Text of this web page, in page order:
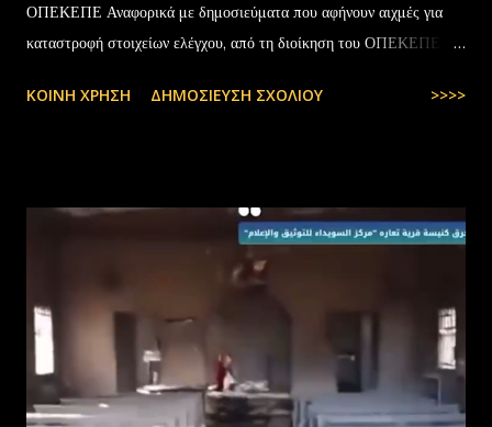
ΟΠΕΚΕΠΕ Αναφορικά με δημοσιεύματα που αφήνουν αιχμές για
καταστροφή στοιχείων ελέγχου, από τη διοίκηση του ΟΠΕΚΕΠΕ
εστάλη προς ανακύκλωση στις 10-07-2025 στην Θεσσαλονίκη,
αποστολή των Πινάκων αρχείων Καταστρεπτέων Υλικών της ΠΔ
Μακεδονίας-Θράκης και ολοκληρώθηκε με το υπ.αρ.πρωτ.
23412/02-07-2025 έγγραφο της ΑΑΔΕ και το από 10-07-2025
πρωτόκολλο παράδοσης υλικών μεταξύ της ΑΑΔΕ-Γενική Δ/νση
Τελωνείων-Τμήμα Διαχείρισης Δημόσιου Υλικού και της
συνεργαζόμενης με αυτήν εταιρείας ανακύκλωσης. Διευκρινίζεται ότι
στο αρχείο αυτό δεν συμπεριλαμβάνονταν αρχειακό υλικό που είχε
ΚΟΙΝΉ ΧΡΉΣΗ ΔΗΜΟΣΊΕΥΣΗ ΣΧΟΛΊΟΥ >>>>